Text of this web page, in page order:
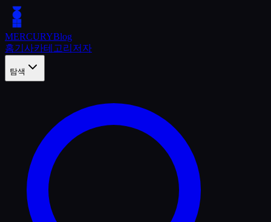
MERCURYBlog
홈기사카테고리 저자
탐색